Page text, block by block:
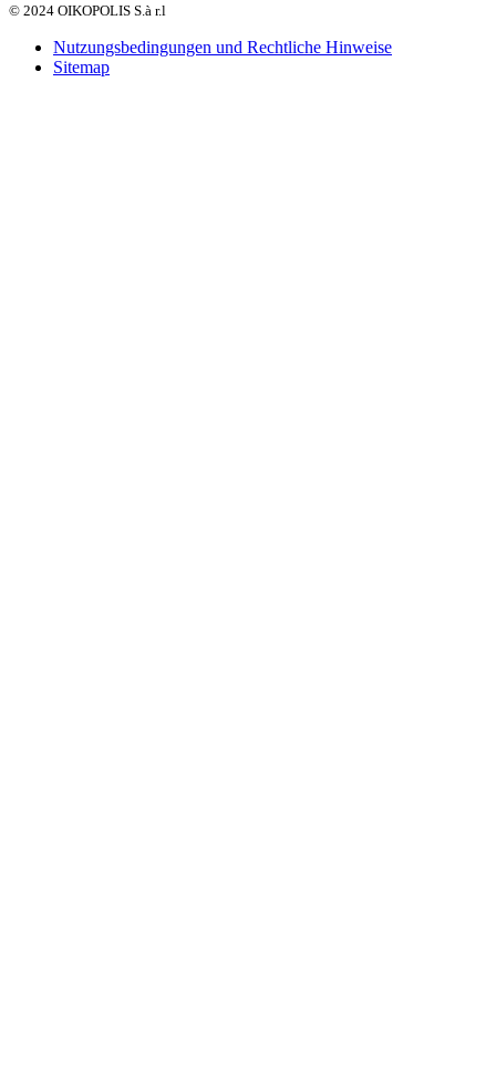
© 2024 OIKOPOLIS S.à r.l
Nutzungsbedingungen und Rechtliche Hinweise
Sitemap